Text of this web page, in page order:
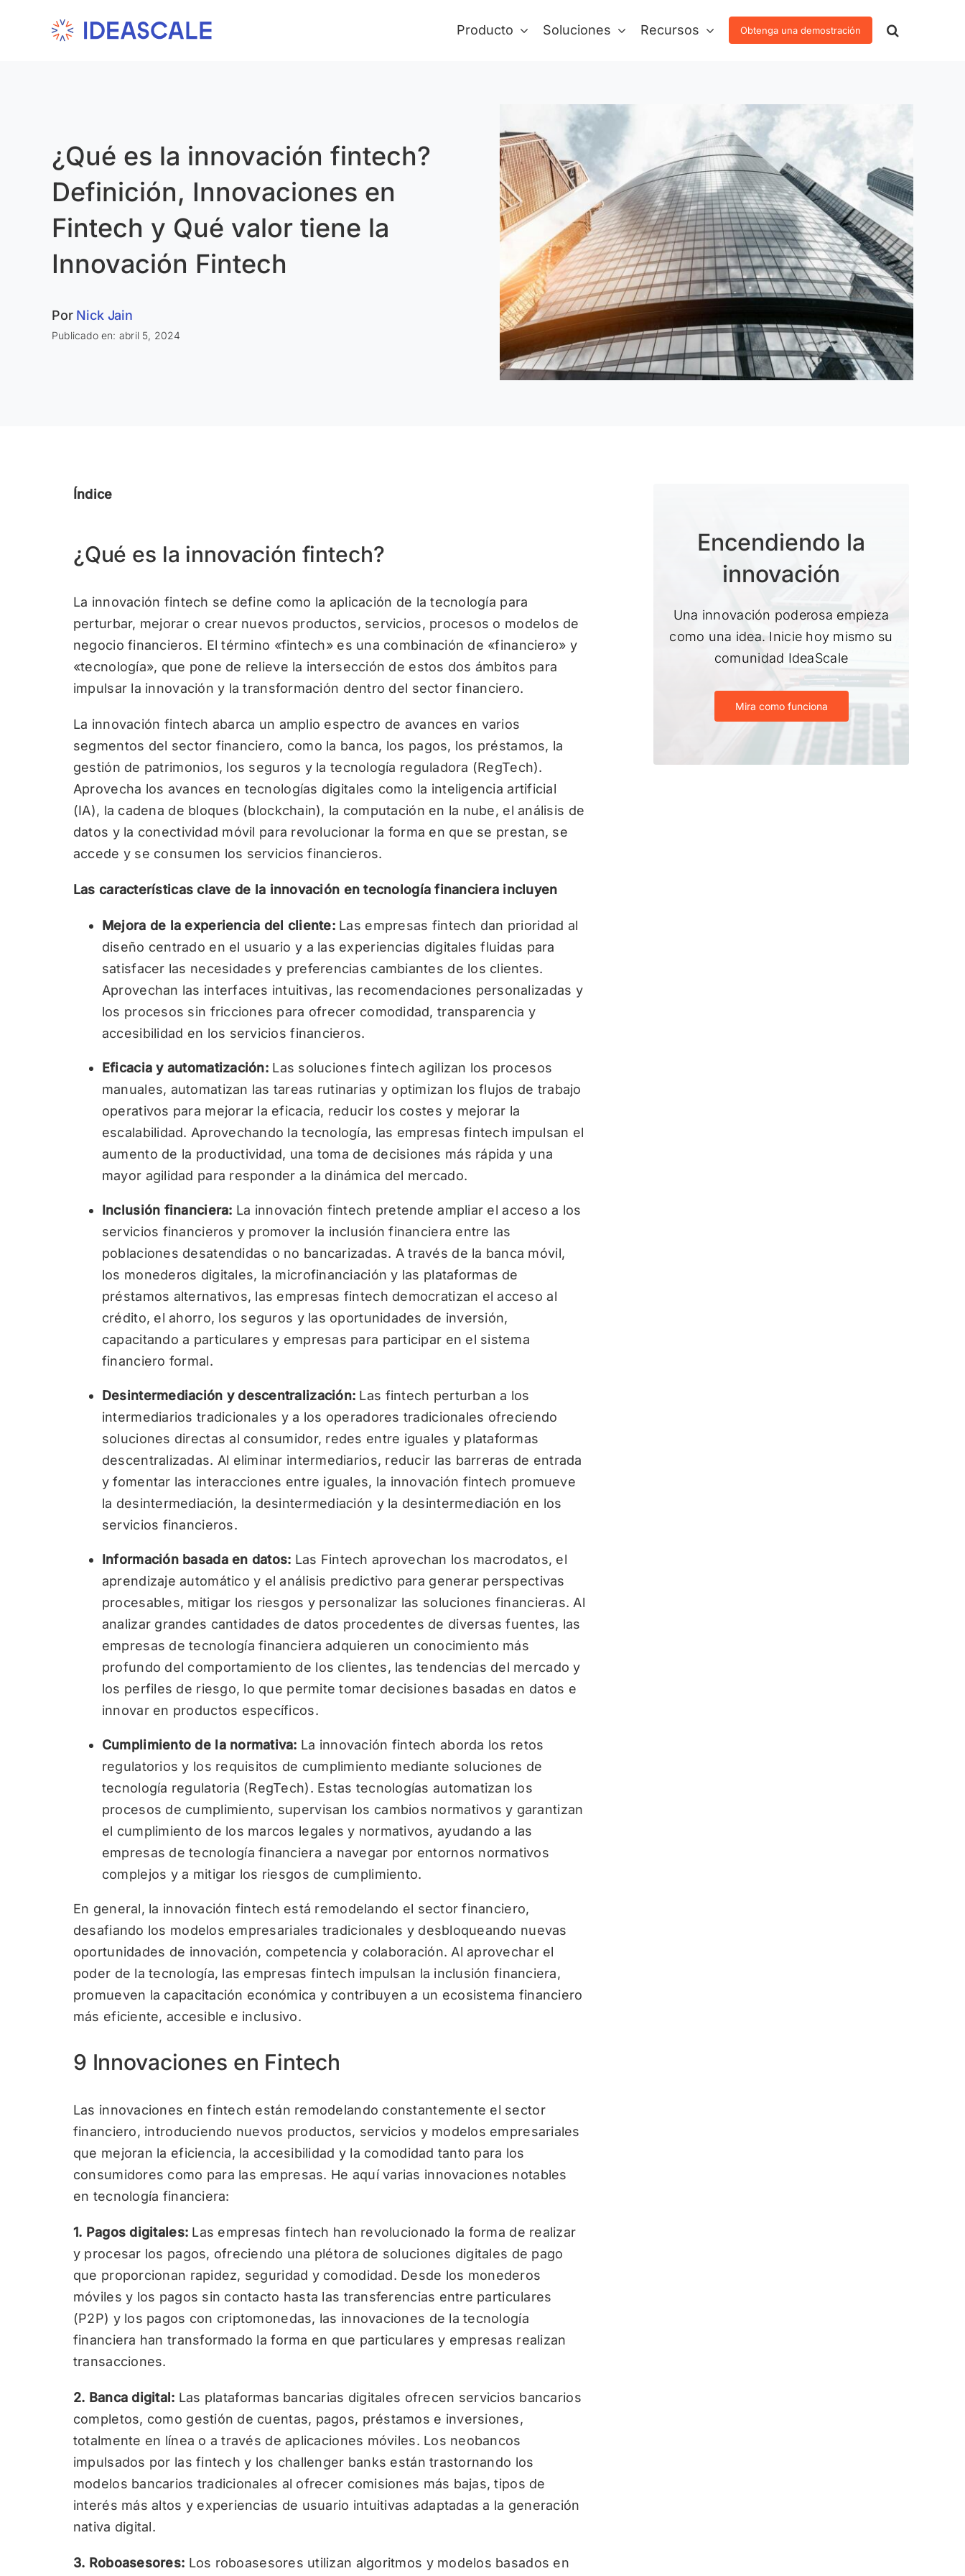
Producto Soluciones Recursos Obtenga una demostración
¿Qué es la innovación fintech?
Definición, Innovaciones en
Fintech y Qué valor tiene la
Innovación Fintech
Por Nick Jain
Publicado en: abril 5, 2024
Índice
¿Qué es la innovación fintech?
La innovación fintech se define como la aplicación de la tecnología para
perturbar, mejorar o crear nuevos productos, servicios, procesos o modelos de
negocio financieros. El término «fintech» es una combinación de «financiero» y
«tecnología», que pone de relieve la intersección de estos dos ámbitos para
impulsar la innovación y la transformación dentro del sector financiero.
La innovación fintech abarca un amplio espectro de avances en varios
segmentos del sector financiero, como la banca, los pagos, los préstamos, la
gestión de patrimonios, los seguros y la tecnología reguladora (RegTech).
Aprovecha los avances en tecnologías digitales como la inteligencia artificial
(IA), la cadena de bloques (blockchain), la computación en la nube, el análisis de
datos y la conectividad móvil para revolucionar la forma en que se prestan, se
accede y se consumen los servicios financieros.
Las características clave de la innovación en tecnología financiera incluyen
Mejora de la experiencia del cliente: Las empresas fintech dan prioridad al
diseño centrado en el usuario y a las experiencias digitales fluidas para
satisfacer las necesidades y preferencias cambiantes de los clientes.
Aprovechan las interfaces intuitivas, las recomendaciones personalizadas y
los procesos sin fricciones para ofrecer comodidad, transparencia y
accesibilidad en los servicios financieros.
Eficacia y automatización: Las soluciones fintech agilizan los procesos
manuales, automatizan las tareas rutinarias y optimizan los flujos de trabajo
operativos para mejorar la eficacia, reducir los costes y mejorar la
escalabilidad. Aprovechando la tecnología, las empresas fintech impulsan el
aumento de la productividad, una toma de decisiones más rápida y una
mayor agilidad para responder a la dinámica del mercado.
Inclusión financiera: La innovación fintech pretende ampliar el acceso a los
servicios financieros y promover la inclusión financiera entre las
poblaciones desatendidas o no bancarizadas. A través de la banca móvil,
los monederos digitales, la microfinanciación y las plataformas de
préstamos alternativos, las empresas fintech democratizan el acceso al
crédito, el ahorro, los seguros y las oportunidades de inversión,
capacitando a particulares y empresas para participar en el sistema
financiero formal.
Desintermediación y descentralización: Las fintech perturban a los
intermediarios tradicionales y a los operadores tradicionales ofreciendo
soluciones directas al consumidor, redes entre iguales y plataformas
descentralizadas. Al eliminar intermediarios, reducir las barreras de entrada
y fomentar las interacciones entre iguales, la innovación fintech promueve
la desintermediación, la desintermediación y la desintermediación en los
servicios financieros.
Información basada en datos: Las Fintech aprovechan los macrodatos, el
aprendizaje automático y el análisis predictivo para generar perspectivas
procesables, mitigar los riesgos y personalizar las soluciones financieras. Al
analizar grandes cantidades de datos procedentes de diversas fuentes, las
empresas de tecnología financiera adquieren un conocimiento más
profundo del comportamiento de los clientes, las tendencias del mercado y
los perfiles de riesgo, lo que permite tomar decisiones basadas en datos e
innovar en productos específicos.
Cumplimiento de la normativa: La innovación fintech aborda los retos
regulatorios y los requisitos de cumplimiento mediante soluciones de
tecnología regulatoria (RegTech). Estas tecnologías automatizan los
procesos de cumplimiento, supervisan los cambios normativos y garantizan
el cumplimiento de los marcos legales y normativos, ayudando a las
empresas de tecnología financiera a navegar por entornos normativos
complejos y a mitigar los riesgos de cumplimiento.
En general, la innovación fintech está remodelando el sector financiero,
desafiando los modelos empresariales tradicionales y desbloqueando nuevas
oportunidades de innovación, competencia y colaboración. Al aprovechar el
poder de la tecnología, las empresas fintech impulsan la inclusión financiera,
promueven la capacitación económica y contribuyen a un ecosistema financiero
más eficiente, accesible e inclusivo.
9 Innovaciones en Fintech
Las innovaciones en fintech están remodelando constantemente el sector
financiero, introduciendo nuevos productos, servicios y modelos empresariales
que mejoran la eficiencia, la accesibilidad y la comodidad tanto para los
consumidores como para las empresas. He aquí varias innovaciones notables
en tecnología financiera:
1. Pagos digitales: Las empresas fintech han revolucionado la forma de realizar
y procesar los pagos, ofreciendo una plétora de soluciones digitales de pago
que proporcionan rapidez, seguridad y comodidad. Desde los monederos
móviles y los pagos sin contacto hasta las transferencias entre particulares
(P2P) y los pagos con criptomonedas, las innovaciones de la tecnología
financiera han transformado la forma en que particulares y empresas realizan
transacciones.
2. Banca digital: Las plataformas bancarias digitales ofrecen servicios bancarios
completos, como gestión de cuentas, pagos, préstamos e inversiones,
totalmente en línea o a través de aplicaciones móviles. Los neobancos
impulsados por las fintech y los challenger banks están trastornando los
modelos bancarios tradicionales al ofrecer comisiones más bajas, tipos de
interés más altos y experiencias de usuario intuitivas adaptadas a la generación
nativa digital.
3. Roboasesores: Los roboasesores utilizan algoritmos y modelos basados en
Encendiendo la
innovación
Una innovación poderosa empieza
como una idea. Inicie hoy mismo su
comunidad IdeaScale
Mira como funciona